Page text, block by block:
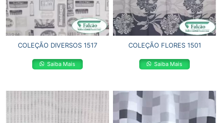
COLEÇÃO DIVERSOS 1517
Saiba Mais
COLEÇÃO FLORES 1501
Saiba Mais